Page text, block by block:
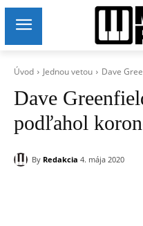
Úvod Jednou vetou Dave
Dave
podľahol
By Redakcia 4. mája 2020